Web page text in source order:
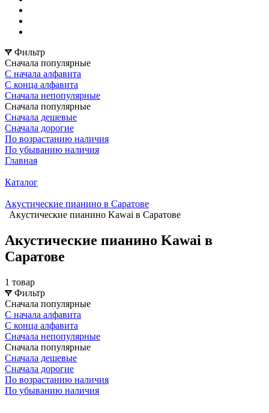
Фильтр
Сначала популярные
С начала алфавита
С конца алфавита
Сначала непопулярные
Сначала популярные
Сначала дешевые
Сначала дорогие
По возрастанию наличия
По убыванию наличия
Главная
Каталог
Акустические пианино в Саратове
Акустические пианино Kawai в Саратове
Акустические пианино Kawai в
Саратове
1 товар
Фильтр
Сначала популярные
С начала алфавита
С конца алфавита
Сначала непопулярные
Сначала популярные
Сначала дешевые
Сначала дорогие
По возрастанию наличия
По убыванию наличия